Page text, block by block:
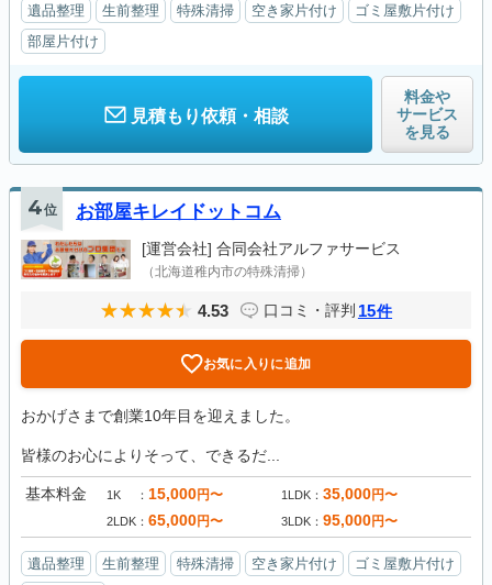
遺品整理 生前整理 特殊清掃 空き家片付け
ゴミ屋敷片付け
部屋片付け
見積もり依頼・相談
料金や
サービス
を見る
4位 お部屋キレイドットコム
[運営会社] 合同会社アルファサービス
（北海道稚内市の特殊清掃）
4.53 口コミ・評判 15件
お気に入りに追加
おかげさまで創業10年目を迎えました。
皆様のお心によりそって、できるだ...
基本料金 1K 15,000円〜 1LDK 35,000円〜
2LDK 65,000円〜 3LDK 95,000円〜
遺品整理 生前整理 特殊清掃 空き家片付け
ゴミ屋敷片付け